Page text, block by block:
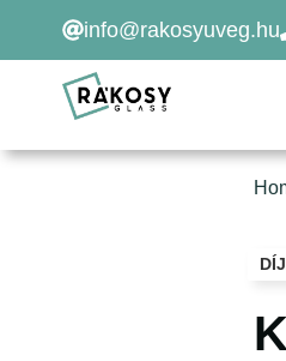
Kilépés
tartalomba
info@rakosyuveg.hu